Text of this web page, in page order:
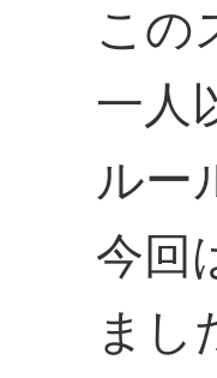
この
一人
ルー
今回
まし